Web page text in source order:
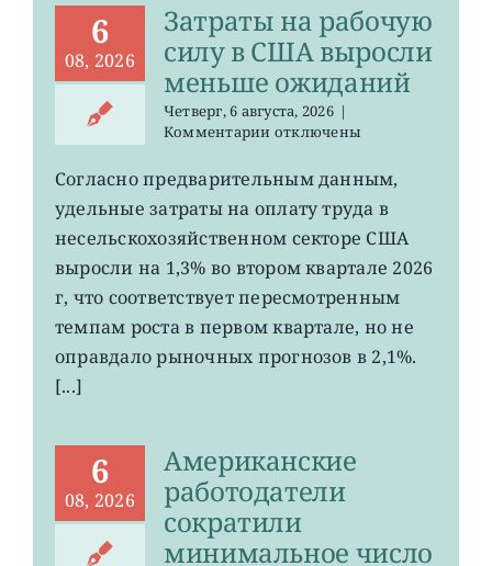
лет
6
08, 2026
Затраты на рабочую
силу в США выросли
меньше ожиданий
Четверг, 6 августа, 2026 |
Комментариик
Затраты
рабочую
силу
США
выросли
ожиданий
отключены
Согласно предварительным данным,
удельные затраты на оплату труда в
несельскохозяйственном секторе США
выросли на 1,3% во втором квартале 2026
г, что соответствует пересмотренным
темпам роста в первом квартале, но не
оправдало рыночных прогнозов в 2,1%.
[...]
6
08, 2026
Американские
работодатели
сократили
минимальное число